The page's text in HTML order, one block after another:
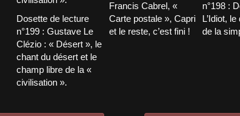
Dosette de lecture
n°199 : Gustave Le
Clézio : « Désert », le
chant du désert et le
champ libre de la «
civilisation ».
Francis Cabrel, «
Carte postale », Capri
et le reste, c’est fini !
n°198 :
L’Idiot,
de la